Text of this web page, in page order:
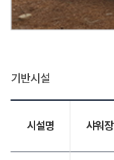
기반시설
시설명 샤워장